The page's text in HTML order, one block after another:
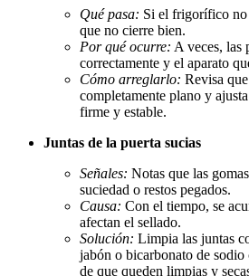
Qué pasa: Si el frigorífico no
que no cierre bien.
Por qué ocurre: A veces, las
correctamente y el aparato
Cómo arreglarlo: Revisa
completamente plano y
firme y estable.
Juntas de la puerta sucias
Señales: Notas que las
suciedad o restos pegados.
Causa: Con el tiempo, se
afectan el sellado.
Solución: Limpia las juntas
jabón o bicarbonato de
de que queden limpias y